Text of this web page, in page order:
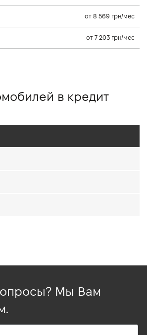
от 8 569 грн/мес
от 7 203 грн/мес
в кредит
Мы Вам